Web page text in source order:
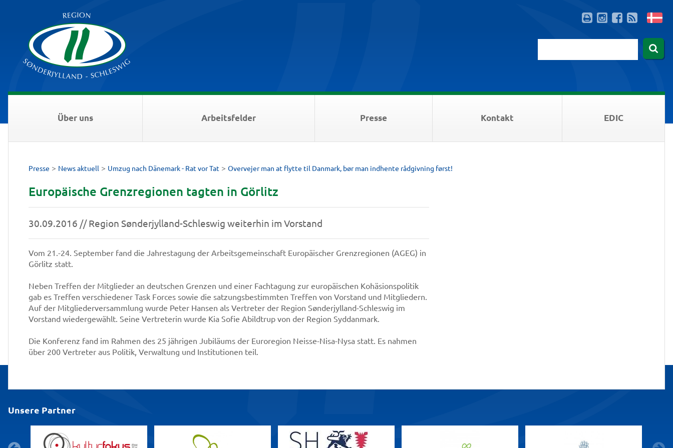
Über uns Arbeitsfelder Presse Kontakt EDIC
Presse > News aktuell > Umzug nach Dänemark - Rat vor Tat > Overvejer man at flytte til Danmark, bør man indhente rådgivning først!
Europäische Grenzregionen tagten in Görlitz
30.09.2016 // Region Sønderjylland-Schleswig weiterhin im Vorstand
Vom 21.-24. September fand die Jahrestagung der Arbeitsgemeinschaft Europäischer Grenzregionen (AGEG) in
Görlitz statt.
Neben Treffen der Mitglieder an deutschen Grenzen und einer Fachtagung zur europäischen Kohäsionspolitik
gab es Treffen verschiedener Task Forces sowie die satzungsbestimmten Treffen von Vorstand und Mitgliedern.
Auf der Mitgliederversammlung wurde Peter Hansen als Vertreter der Region Sønderjylland-Schleswig im
Vorstand wiedergewählt. Seine Vertreterin wurde Kia Sofie Abildtrup von der Region Syddanmark.
Die Konferenz fand im Rahmen des 25 jährigen Jubiläums der Euroregion Neisse-Nisa-Nysa statt. Es nahmen
über 200 Vertreter aus Politik, Verwaltung und Institutionen teil.
Unsere Partner